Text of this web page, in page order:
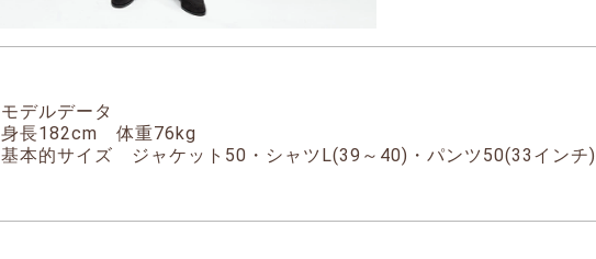
モデルデータ
身長182cm 体重76kg
基本的サイズ ジャケット50・シャツL(39～40)・パンツ50(33インチ)